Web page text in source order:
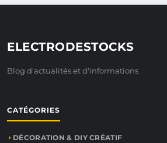
ELECTRODESTOCKS
Blog d'actualités et d'informations
CATÉGORIES
DÉCORATION & DIY CRÉATIF